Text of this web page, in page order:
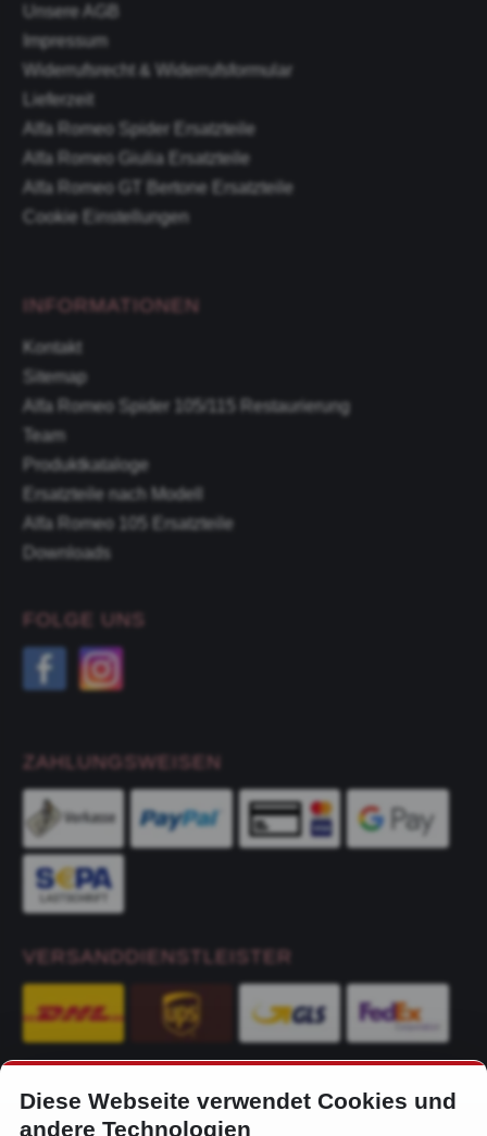
Unsere AGB
Impressum
Widerrufsrecht & Widerrufsformular
Lieferzeit
Alfa Romeo Spider Ersatzteile
Alfa Romeo Giulia Ersatzteile
Alfa Romeo GT Bertone Ersatzteile
Cookie Einstellungen
INFORMATIONEN
Kontakt
Sitemap
Alfa Romeo Spider 105/115 Restaurierung
Team
Produktkataloge
Ersatzteile nach Modell
Alfa Romeo 105 Ersatzteile
Downloads
FOLGE UNS
ZAHLUNGSWEISEN
VERSANDDIENSTLEISTER
KONTAKT
Diese Webseite verwendet Cookies und
andere Technologien